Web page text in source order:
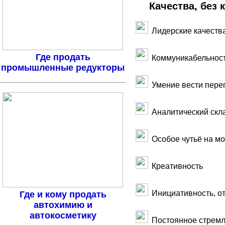
Качества, без
Лидерские
Умение вести
Аналитический
Особое чутьё на
Креативность
Инициативность,
Постоянное
Где продать
промышленные редукторы
Где и кому продать
автохимию и
автокосметику